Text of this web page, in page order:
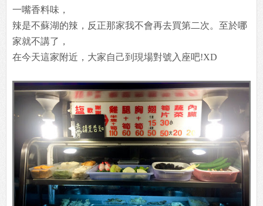
一嘴香料味，
辣是不蘇湖的辣，反正那家我不會再去買第二次。至於哪
家就不講了，
在今天這家附近，大家自己到現場對號入座吧!XD